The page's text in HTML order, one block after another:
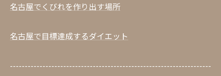
名古屋でくびれを作り出す場所
名古屋で目標達成するダイエット
--------------------------------------------------------------------